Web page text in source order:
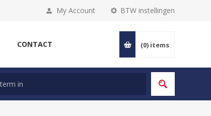
BTW instellingen
My Account
CONTACT (0) items